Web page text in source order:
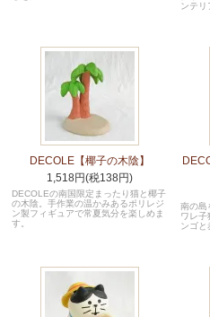
ンテリ
DECOLE【椰子の木陰】
1,518円(税138円)
DECOLEの南国限定まったり猫と椰子
の木陰。手作業の温かみあるポリレジ
ン製フィギュアで常夏気分を楽しめま
す。
南の島
ワレ子
ンゴと